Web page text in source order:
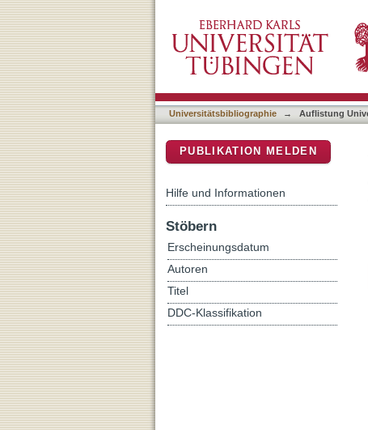
Universitätsbibliographie → Auflistung
PUBLIKATION MELDEN
Hilfe und Informationen
Stöbern
Erscheinungsdatum
Autoren
Titel
DDC-Klassifikation